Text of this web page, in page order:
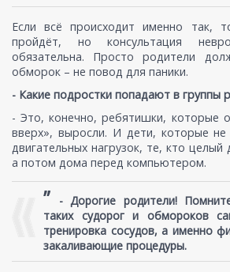
Если всё происходит именно так,
пройдёт, но консультация
обязательна. Просто родители
обморок – не повод для паники.
- Какие подростки попадают в группы
- Это, конечно, ребятишки, которые
вверх», выросли. И дети, которые
двигательных нагрузок, те, кто
а потом дома перед компьютером.
” - Дорогие родители!
таких судорог и обмороков
тренировка сосудов, а именно
закаливающие процедуры.